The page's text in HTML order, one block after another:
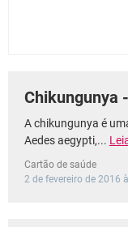
Chikungunya
A chikungunya é
Aedes aegypti,...
Cartão de saúde
2 de fevereiro de 2016